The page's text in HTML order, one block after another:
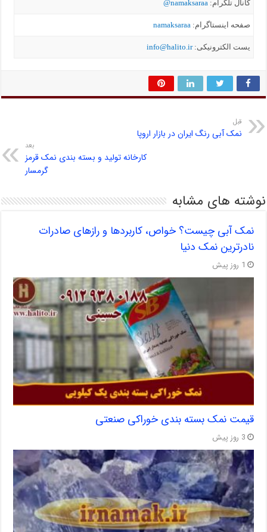
کانال تلگرام:namaksaraa@
صفحه اینستاگرام:namaksaraa
یست الکترونیکی:info@halito.ir
قبل
نمک آبی رنگ ایران در بازار اروپا
بعد
کارخانه تولید و بسته بندی نمک قرمز
گرمسار
نوشته های مشابه
نمک آبی چیست؟ خواص، کاربردها و رازهای صادرات
نادرترین نمک دنیا
1 روز پیش
قیمت نمک بسته بندی خوراکی صنعتی
3 روز پیش